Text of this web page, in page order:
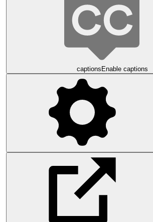
captions Enable captions